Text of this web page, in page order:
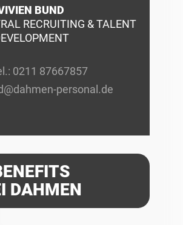
BUND
RECRUITING & TALENT
0211 87667857
personal.de
DAHMEN